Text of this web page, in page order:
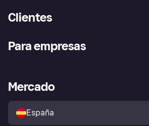
Clientes
Inicio de sesión
Directorio de tiendas
Política de protección al
comprador de Klarna
Reclamaciones
Para empresas
Acceso empresas
Mercado
España